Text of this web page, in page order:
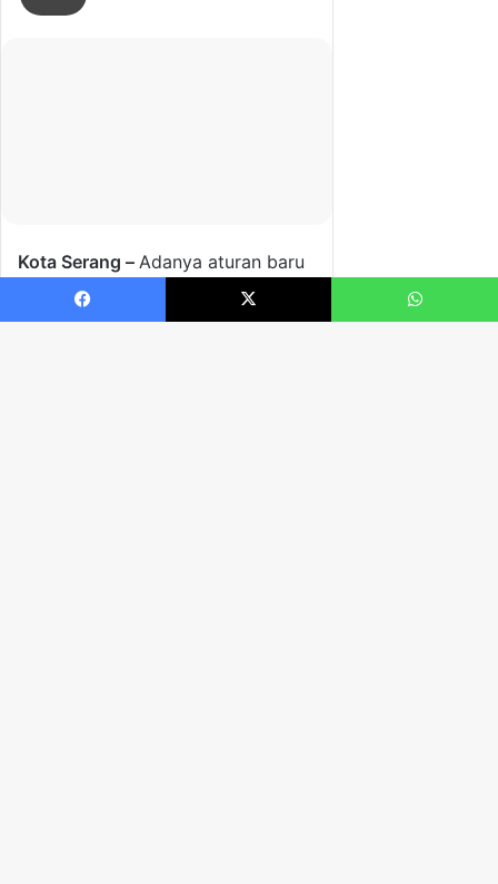
Facebook X WhatsApp